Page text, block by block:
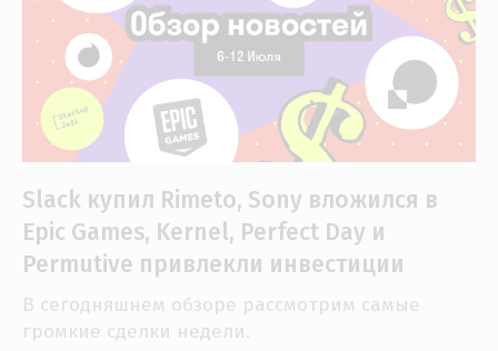
Slack купил Rimeto, Sony вложился в
Epic Games, Kernel, Perfect Day и
Permutive привлекли инвестиции
В сегодняшнем обзоре рассмотрим самые
громкие сделки недели.